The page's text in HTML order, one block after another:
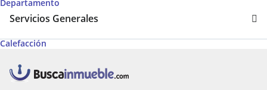
Departamento
Servicios Generales
Calefacción